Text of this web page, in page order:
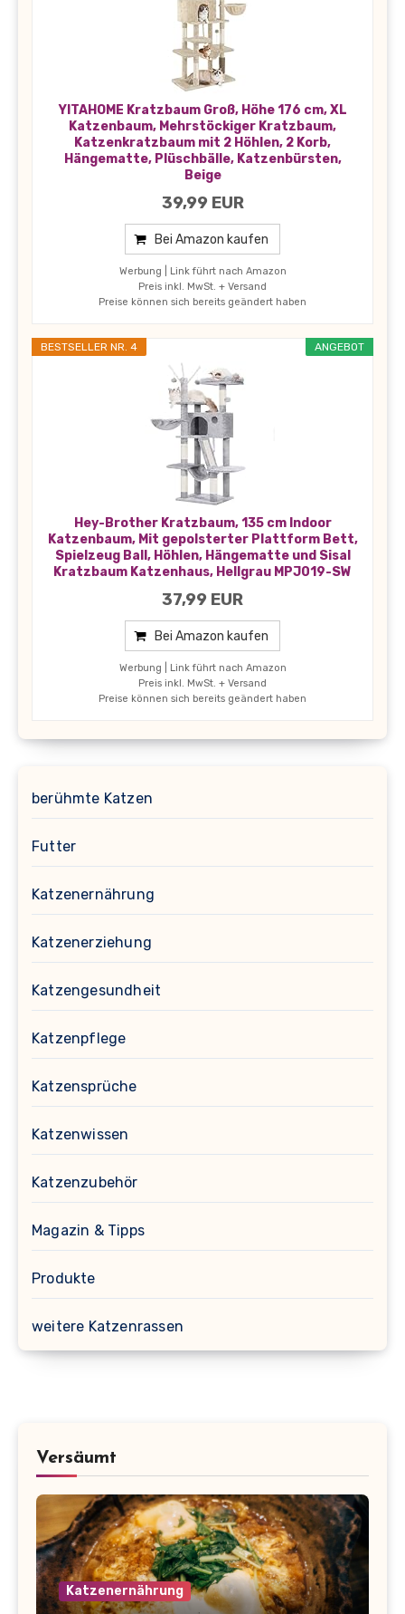
YITAHOME Kratzbaum Groß, Höhe 176 cm, XL
Katzenbaum, Mehrstöckiger Kratzbaum,
Katzenkratzbaum mit 2 Höhlen, 2 Korb,
Hängematte, Plüschbälle, Katzenbürsten,
Beige
39,99 EUR
Bei Amazon kaufen
Werbung | Link führt nach Amazon
Preis inkl. MwSt. + Versand
Preise können sich bereits geändert haben
ANGEBOT
BESTSELLER NR. 4
Hey-Brother Kratzbaum, 135 cm Indoor
Katzenbaum, Mit gepolsterter Plattform Bett,
Spielzeug Ball, Höhlen, Hängematte und Sisal
Kratzbaum Katzenhaus, Hellgrau MPJ019-SW
37,99 EUR
Bei Amazon kaufen
Werbung | Link führt nach Amazon
Preis inkl. MwSt. + Versand
Preise können sich bereits geändert haben
berühmte Katzen
Futter
Katzenernährung
Katzenerziehung
Katzengesundheit
Katzenpflege
Katzensprüche
Katzenwissen
Katzenzubehör
Magazin & Tipps
Produkte
weitere Katzenrassen
Versäumt
Katzenernährung